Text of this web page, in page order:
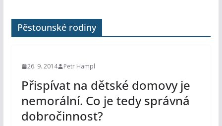
Pěstounské rodiny
26. 9. 2014 Petr Hampl
Přispívat na dětské domovy je
nemorální. Co je tedy správná
dobročinnost?